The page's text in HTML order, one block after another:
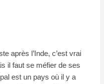
après l’Inde, c’est vrai
il faut se méfier de ses
est un pays où il y a